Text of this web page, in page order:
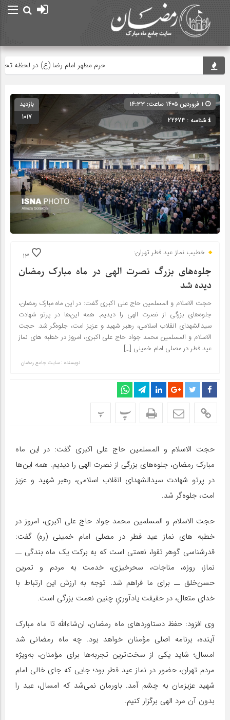
حرم مطهر امام رضا (ع) در لحظه تحویل
صفحه اصلی» گروه »اخبار رمضان
شناسه : 22674
بازدید
1017
13 خطیب نماز عید فطر تهران:
جلوه‌های بزرگ نصرت الهی در ماه مبارک رمضان
دیده شد
حجت الاسلام و المسلمین حاج علی اکبری گفت: در این ماه مبارک رمضان،
جلوه‌های بزرگی از نصرت الهی را دیدیم. همه این‌ها در پرتو شهادت
سیدالشهدای انقلاب اسلامی، رهبر شهید و عزیز امت، جلوه‌گر شد. حجت
الاسلام و المسلمین محمد جواد حاج علی اکبری، امروز در خطبه های نماز
عید فطر در مصلی امام خمینی […]
نویسنده : سایت جامع رمضان
پ پ
حجت الاسلام و المسلمین حاج علی اکبری گفت: در این ماه
مبارک رمضان، جلوه‌های بزرگی از نصرت الهی را دیدیم. همه این‌ها
در پرتو شهادت سیدالشهدای انقلاب اسلامی، رهبر شهید و عزیز
امت، جلوه‌گر شد.
حجت الاسلام و المسلمین محمد جواد حاج علی اکبری، امروز در
خطبه های نماز عید فطر در مصلی امام خمینی (ره) گفت:
قدرشناسی گوهر تقوا، نعمتی است که به برکت یک ماه بندگی ــ
نماز، روزه، مناجات، سحرخیزی، خدمت به مردم و تمرین
حسن‌خلق ــ برای ما فراهم شد. توجه به ارزش این ارتباط با
خدای متعال، در حقیقت یادآوریِ چنین نعمت بزرگی است.
وی افزود: حفظ دستاوردهای ماه رمضان، ان‌شاءالله تا ماه مبارک
آینده، برنامه اصلی مؤمنان خواهد بود. چه ماه رمضانی شد
امسال؛ شاید یکی از سخت‌ترین تجربه‌ها برای مؤمنان، به‌ویژه
مردم تهران، حضور در نماز عید فطر بود؛ جایی که جای خالی امام
شهید عزیزمان به چشم آمد. باورمان نمی‌شد که امسال، عید را
بدون آن مرد الهی برگزار کنیم.